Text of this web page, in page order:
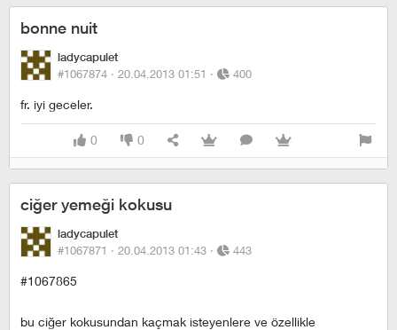
bonne nuit
ladycapulet
#1067874 · 20.04.2013 01:51 · 400
fr. iyi geceler.
0 0
ciğer yemeği kokusu
ladycapulet
#1067871 · 20.04.2013 01:43 · 443
#1067865
bu ciğer kokusundan kaçmak isteyenlere ve özellikle